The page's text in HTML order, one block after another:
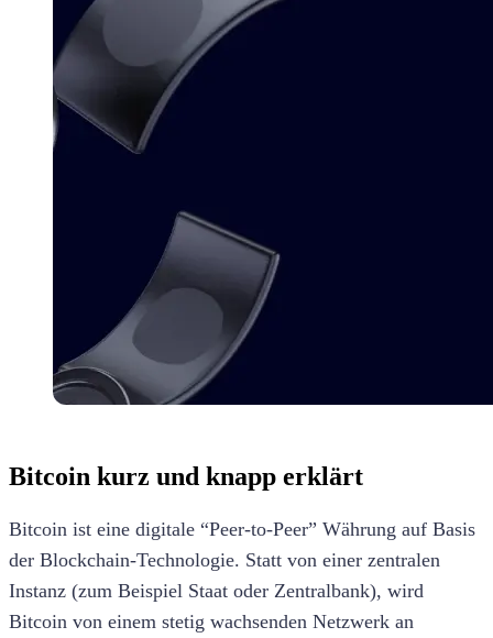
Bitcoin kurz und knapp erklärt
Bitcoin ist eine digitale “Peer-to-Peer” Währung auf Basis
der Blockchain-Technologie. Statt von einer zentralen
Instanz (zum Beispiel Staat oder Zentralbank), wird
Bitcoin von einem stetig wachsenden Netzwerk an